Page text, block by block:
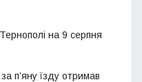
на 9 серпня
п’яну їзду отримав